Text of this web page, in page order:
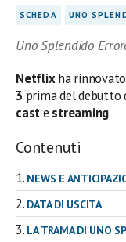
SCHEDA UNO
Uno Splendido
Netflixha rinnovato
3 prima del debutto
caste streaming.
Contenuti
NEWS E
DATA DI USCITA
LA TRAMA DI UNO